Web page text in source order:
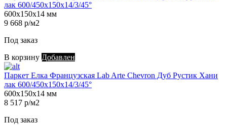
лак 600/450х150х14/3/45°
600х150х14 мм
9 668 р/м2
Под заказ
В корзину Добавлен
Паркет Елка Французская Lab Arte Chevron Дуб Рустик Хани
лак 600/450х150х14/3/45°
600х150х14 мм
8 517 р/м2
Под заказ